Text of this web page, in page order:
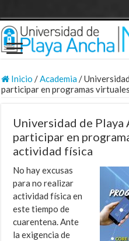
Inicio /Academia/
participar en programas
Universidad de Playa
participar en
actividad física
No hay excusas
para no realizar
actividad física en
este tiempo de
cuarentena. Ante
la exigencia de